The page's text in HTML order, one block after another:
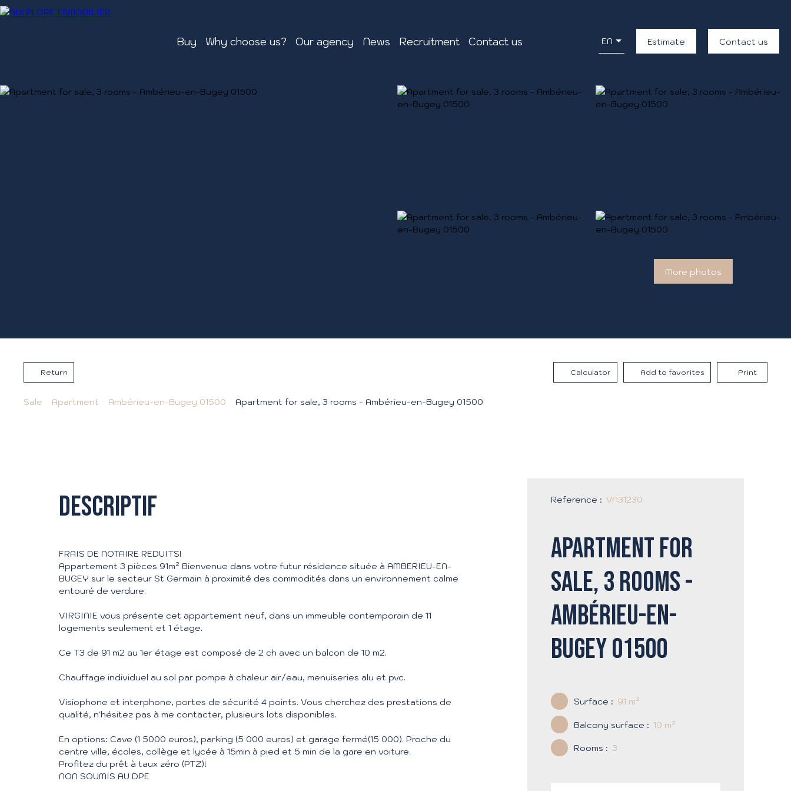
Buy Why choose us? Our agency News Recruitment Contact us EN Estimate Contact us
More photos
Return Calculator Add to favorites Print
Sale Apartment Ambérieu-en-Bugey 01500 Apartment for sale, 3 rooms - Ambérieu-en-Bugey 01500
Descriptif
FRAIS DE NOTAIRE REDUITS!
Appartement 3 pièces 91m² Bienvenue dans votre futur résidence située à AMBERIEU-EN-
BUGEY sur le secteur St Germain à proximité des commodités dans un environnement calme
entouré de verdure.
VIRGINIE vous présente cet appartement neuf, dans un immeuble contemporain de 11
logements seulement et 1 étage.
Ce T3 de 91 m2 au 1er étage est composé de 2 ch avec un balcon de 10 m2.
Chauffage individuel au sol par pompe à chaleur air/eau, menuiseries alu et pvc.
Visiophone et interphone, portes de sécurité 4 points. Vous cherchez des prestations de
qualité, n'hésitez pas à me contacter, plusieurs lots disponibles.
En options: Cave (1 5000 euros), parking (5 000 euros) et garage fermé(15 000). Proche du
centre ville, écoles, collège et lycée à 15min à pied et 5 min de la gare en voiture.
Profitez du prêt à taux zéro (PTZ)!
NON SOUMIS AU DPE
Reference : VA31230
Apartment for
sale, 3 rooms -
Ambérieu-en-
Bugey 01500
Surface : 91 m²
Balcony surface : 10 m²
Rooms : 3